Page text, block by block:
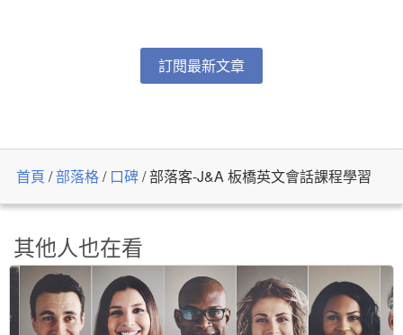
訂閱最新文章
首頁 /部落格/ 口碑/部落客-J&A 板橋英文會話課程學習
其他人也在看